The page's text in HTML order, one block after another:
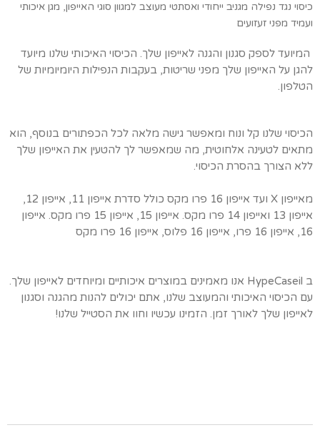
כיסוי נגד נפילה מגניב ייחודי ואסתטי מעוצב למגוון סוגי האייפון, מגן איכותי
ועמיד מפני זעזועים
המיועד לספק סגנון והגנה לאייפון שלך. הכיסוי האיכותי שלנו מיועד
להגן על האייפון שלך מפני שריטות, בעקבות הנפילות היומיומיות של
הטלפון.
הכיסוי שלנו קל ונוח ומאפשר גישה מלאה לכל הכפתורים בנוסף, הוא
מתאים לטעינה אלחוטית, מה שמאפשר לך להטעין את האייפון שלך
ללא הצורך בהסרת הכיסוי.
מאייפון X ועד אייפון 16 פרו מקס כולל סדרת אייפון 11, אייפון 12,
אייפון 13 ואייפון 14 פרו מקס. אייפון 15, אייפון 15 פרו מקס. אייפון
16, אייפון 16 פרו, אייפון 16 פלוס, אייפון 16 פרו מקס
ב HypeCaseil אנו מאמינים במוצרים איכותיים ומיוחדים לאייפון שלך.
עם הכיסוי האיכותי והמעוצב שלנו, אתם יכולים להנות מהגנה וסגנון
לאייפון שלך לאורך זמן. הזמינו עכשיו וחוו את הסטייל שלנו!